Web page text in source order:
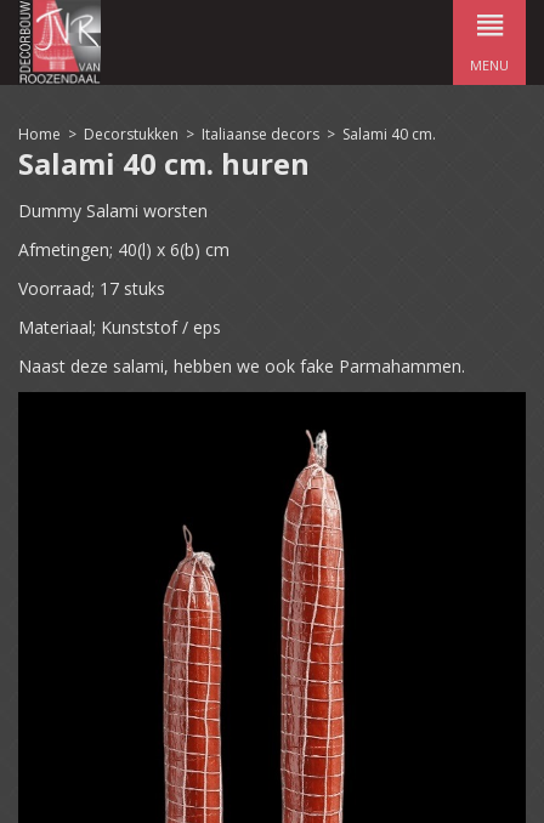
MENU
Home > Decorstukken > Italiaanse decors > Salami 40 cm.
Salami 40 cm. huren
Dummy Salami worsten
Afmetingen; 40(l) x 6(b) cm
Voorraad; 17 stuks
Materiaal; Kunststof / eps
Naast deze salami, hebben we ook fake Parmahammen.